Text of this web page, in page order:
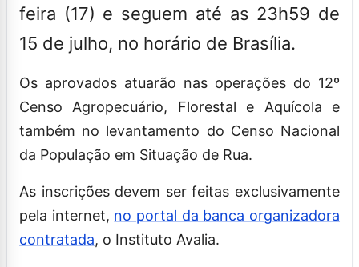
feira (17) e seguem até as 23h59 de
15 de julho, no horário de Brasília.
Os aprovados atuarão nas operações do 12º
Censo Agropecuário, Florestal e Aquícola e
também no levantamento do Censo Nacional
da População em Situação de Rua.
As inscrições devem ser feitas exclusivamente
pela internet, no portal da banca organizadora
contratada, o Instituto Avalia.